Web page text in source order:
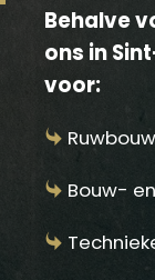
Behalve
ons in
voor:
Ruwbouw
Bouw-